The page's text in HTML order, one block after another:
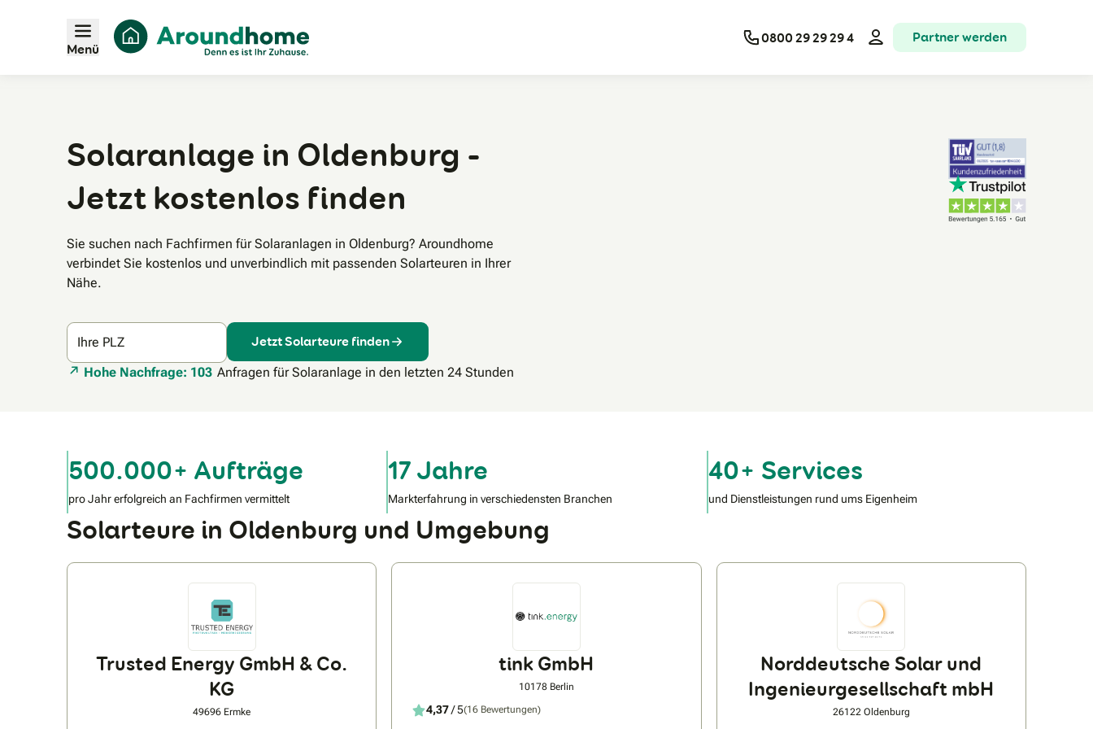
Menü
0800 29 29 29 4 Partner werden
Solaranlage in Oldenburg -
Jetzt kostenlos finden
Sie suchen nach Fachfirmen für Solaranlagen in Oldenburg? Aroundhome
verbindet Sie kostenlos und unverbindlich mit passenden Solarteuren in Ihrer
Nähe.
Ihre PLZ Jetzt Solarteure finden
Hohe Nachfrage: 103 Anfragen für Solaranlage in den letzten 24 Stunden
500.000+ Aufträge
pro Jahr erfolgreich an Fachfirmen vermittelt
17 Jahre
Markterfahrung in verschiedensten Branchen
40+ Services
und Dienstleistungen rund ums Eigenheim
Solarteure in Oldenburg und Umgebung
Trusted Energy GmbH & Co.
KG
49696 Ermke
tink GmbH
10178 Berlin
4,37/ 5(16 Bewertungen)
Norddeutsche Solar und
Ingenieurgesellschaft mbH
26122 Oldenburg